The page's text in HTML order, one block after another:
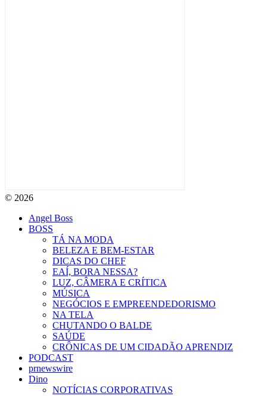
© 2026
Angel Boss
BOSS
TÁ NA MODA
BELEZA E BEM-ESTAR
DICAS DO CHEF
EAÍ, BORA NESSA?
LUZ, CÂMERA E CRÍTICA
MÚSICA
NEGÓCIOS E EMPREENDEDORISMO
NA TELA
CHUTANDO O BALDE
SAÚDE
CRÔNICAS DE UM CIDADÃO APRENDIZ
PODCAST
prnewswire
Dino
NOTÍCIAS CORPORATIVAS